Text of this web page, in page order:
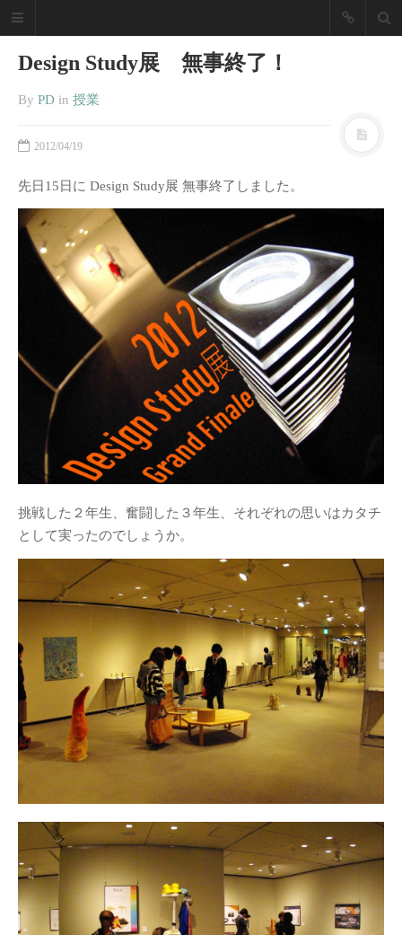
NZPD Nagoya
Zokei Life
Design
「あったらいいな」を実現し
ブログ
最近の投稿
2025年度卒業制作展振り返り
2019卒業制作展／修了展振り返
2018年度 愛知県下美術系大学の
卒展を経て
DESIGN STUDY展開催のお知ら
せ
2018年度卒業制作展振り返り
卒展始まりました！
名作椅子を作る3年授業／塗装～
名作椅子を作る3年授業
アルヴァ・アアルト-もうひとつ
カテゴリー
Santec様との産学連携(10)
ナニコレ奮闘日記
(1)
展示会(41)
授業(208)
日常 (23)
産学連携 (16)
Design Study展 無事終了！
By PD in 授業
2012/04/19
先日15日に Design Study展 無事終了しました。
挑戦した２年生、奮闘した３年生、それぞれの思いはカタチ
として実ったのでしょうか。